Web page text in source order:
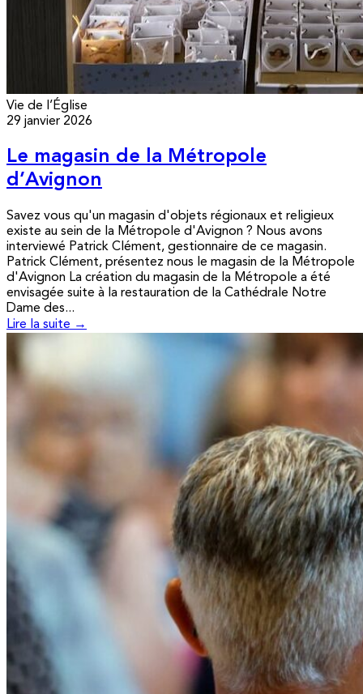
Vie de l’Église
29 janvier 2026
Le magasin de la Métropole
d’Avignon
Savez vous qu'un magasin d'objets régionaux et religieux
existe au sein de la Métropole d'Avignon ? Nous avons
interviewé Patrick Clément, gestionnaire de ce magasin.
Patrick Clément, présentez nous le magasin de la Métropole
d'Avignon La création du magasin de la Métropole a été
envisagée suite à la restauration de la Cathédrale Notre
Dame des...
Lire la suite →